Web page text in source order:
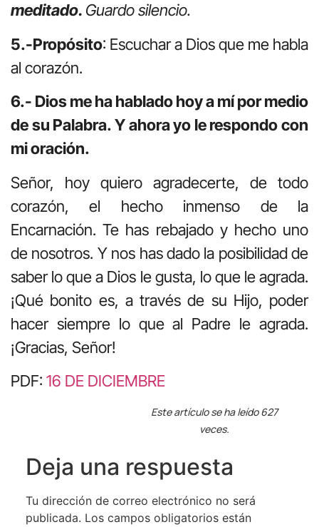
meditado. Guardo silencio.
5.-Propósito: Escuchar a Dios que me habla
al corazón.
6.- Dios me ha hablado hoy a mí por medio
de su Palabra. Y ahora yo le respondo con
mi oración.
Señor, hoy quiero agradecerte, de todo
corazón, el hecho inmenso de la
Encarnación. Te has rebajado y hecho uno
de nosotros. Y nos has dado la posibilidad de
saber lo que a Dios le gusta, lo que le agrada.
¡Qué bonito es, a través de su Hijo, poder
hacer siempre lo que al Padre le agrada.
¡Gracias, Señor!
PDF: 16 DE DICIEMBRE
Este artículo se ha leído 627
veces.
Deja una respuesta
Tu dirección de correo electrónico no será
publicada. Los campos obligatorios están